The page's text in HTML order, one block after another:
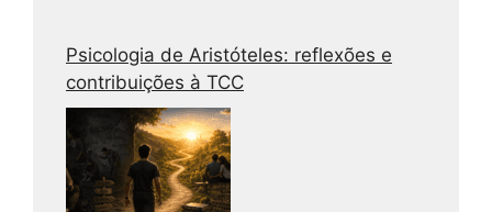
Psicologia de Aristóteles: reflexões e
contribuições à TCC